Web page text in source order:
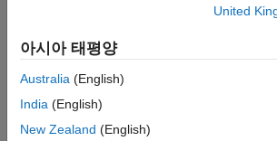
Control Systems
Test and Measurement
RF and Mixed Signal
United
아시아 태평양
Australia (English)
India (English)
New Zealand (English)